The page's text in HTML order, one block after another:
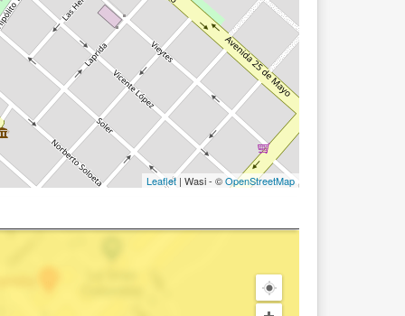
Leaflet | Wasi - ©OpenStreetMap